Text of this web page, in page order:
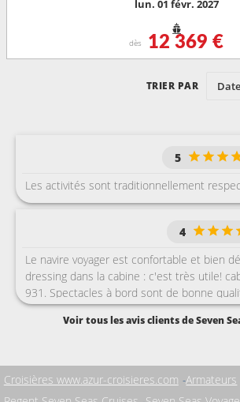
lun. 01 févr. 2027
dès 12 369 €
TRIER PAR
5
Les activités sont traditionnellement
4
Le navire voyager est confortable et bien
dressing dans la cabine : c'est très utile!
931. Spectacles à bord sont de bonne
sont vraiment exceptionnels.
Voir tous les avis clients de Seven
Croisières www.azur-croisieres.com Armateurs